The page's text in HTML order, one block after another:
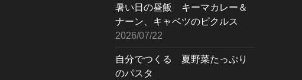
暑い日の昼飯 キーマカレー＆
ナーン、キャベツのピクルス
2026/07/22
自分でつくる 夏野菜たっぷり
のパスタ